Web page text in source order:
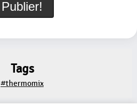
Tags
#thermomix